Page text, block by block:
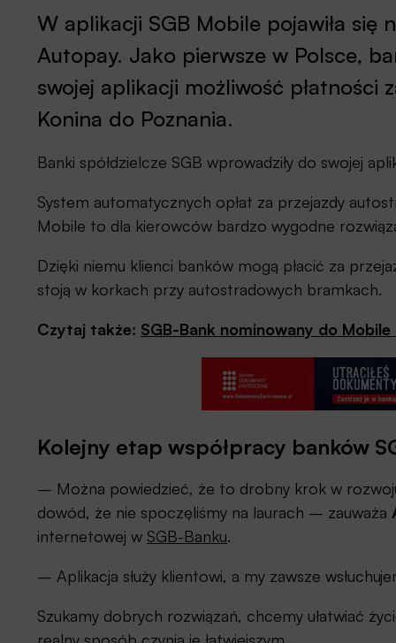
W aplikacji SGB Mobile pojawiła się
Autopay. Jako pierwsze w Polsce,
swojej aplikacji możliwość płatności
Konina do Poznania.
Banki spółdzielcze SGB wprowadziły do swojej
System automatycznych opłat za przejazdy
Mobile to dla kierowców bardzo wygodne
Dzięki niemu klienci banków mogą płacić za
stoją w korkach przy autostradowych bramkach.
Czytaj także: SGB-Bank nominowany do
Kolejny etap współpracy banków
– Można powiedzieć, że to drobny krok w
dowód, że nie spoczęliśmy na laurach – zauważa
internetowej w SGB-Banku.
– Aplikacja służy klientowi, a my zawsze
Szukamy dobrych rozwiązań, chcemy ułatwiać